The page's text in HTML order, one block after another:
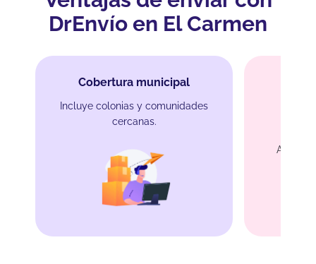
DrEnvío en El Carmen
Cobertura municipal
Incluye colonias y comunidades
cercanas.
Acceso